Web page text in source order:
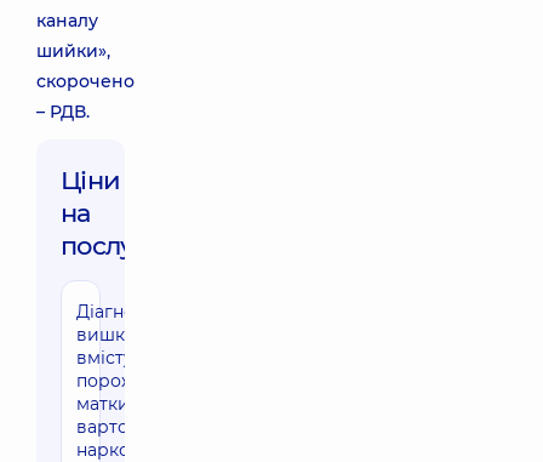
каналу
шийки»,
скорочено
– РДВ.
Ціни
на
послуги:
Діагностичне
вишкрібання
вмісту
порожнини
матки (без
вартості
наркозу)